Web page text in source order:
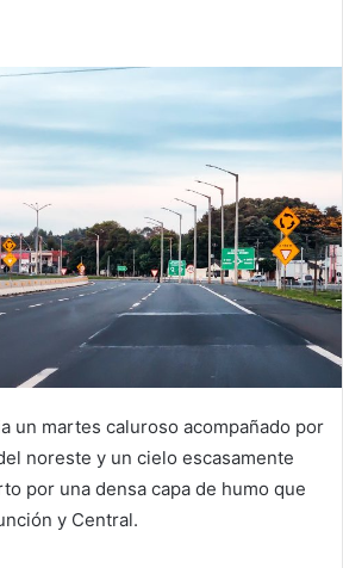
un martes caluroso acompañado por
noreste y un cielo escasamente
por una densa capa de humo que
y Central.